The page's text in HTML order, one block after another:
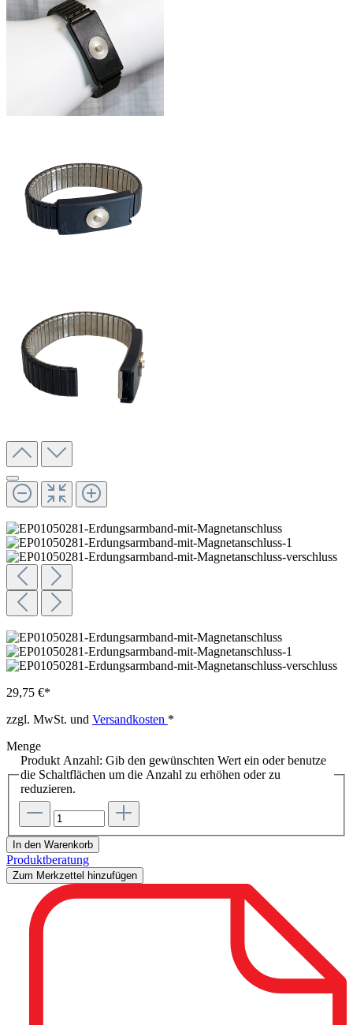
29,75 €*
zzgl. MwSt. und Versandkosten *
Menge
Produkt Anzahl: Gib den gewünschten Wert ein oder benutze
die Schaltflächen um die Anzahl zu erhöhen oder zu
reduzieren.
In den Warenkorb
Produktberatung
Zum Merkzettel hinzufügen